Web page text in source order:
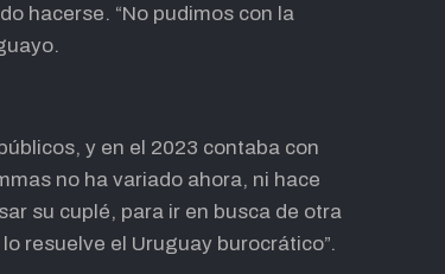
hacerse. “No pudimos con la
y en el 2023 contaba con
no ha variado ahora, ni hace
su cuplé, para ir en busca de otra
resuelve el Uruguay burocrático”.